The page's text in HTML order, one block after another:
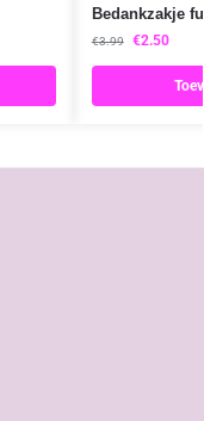
Bedankzakje
€3.99 €2.50